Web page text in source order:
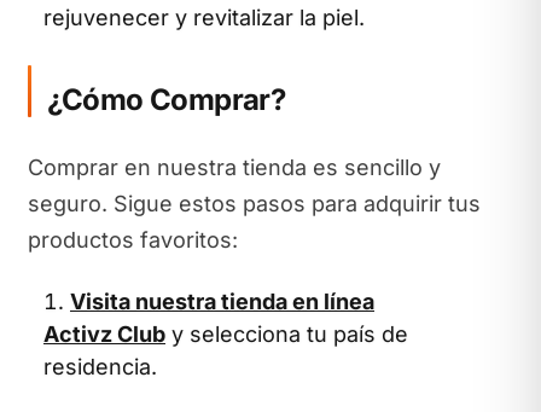
rejuvenecer y revitalizar la piel.
¿Cómo Comprar?
Comprar en nuestra tienda es sencillo y
seguro. Sigue estos pasos para adquirir tus
productos favoritos:
Visita nuestra tienda en línea
Activz Club y selecciona tu país de
residencia.